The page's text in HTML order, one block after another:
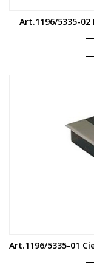
Art.1196/5335-